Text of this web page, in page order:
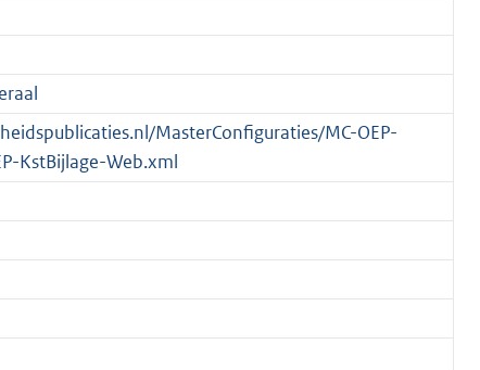
MasterConfiguraties/MC-OEP-
KstBijlage-Web.xml